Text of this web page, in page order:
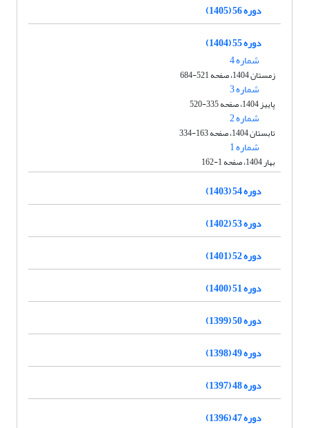
دوره 56 (1405)
دوره 55 (1404)
شماره 4
زمستان 1404، صفحه 521-684
شماره 3
پاییز 1404، صفحه 335-520
شماره 2
تابستان 1404، صفحه 163-334
شماره 1
بهار 1404، صفحه 1-162
دوره 54 (1403)
دوره 53 (1402)
دوره 52 (1401)
دوره 51 (1400)
دوره 50 (1399)
دوره 49 (1398)
دوره 48 (1397)
دوره 47 (1396)